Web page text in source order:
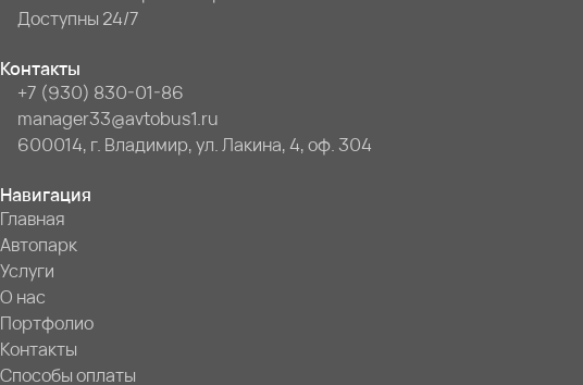
Доступны 24/7
Контакты
+7 (930) 830-01-86
manager33@avtobus1.ru
600014, г. Владимир, ул. Лакина, 4, оф. 304
Навигация
Главная
Автопарк
Услуги
О нас
Портфолио
Контакты
Способы оплаты